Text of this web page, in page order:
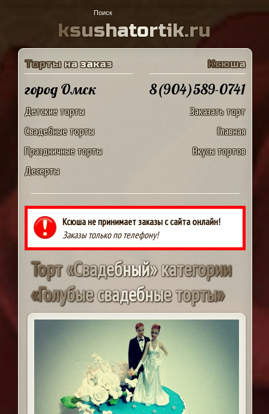
ksushatortik.ru
Торты на заказ
город Омск
Детские торты
Свадебные торты
Праздничные торты
Десерты
Ксюша
8(904)589-0741
Заказать торт
Главная
Вкусы тортов
Ксюша не принимает заказы с сайта онлайн!
Заказы только по телефону!
Торт«Свадебный»категории
«Голубыесвадебныеторты»